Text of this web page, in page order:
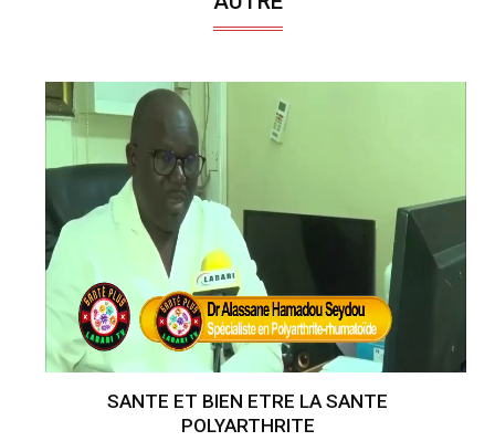
SANTE ET BIEN ETRE LA SANTE
POLYARTHRITE